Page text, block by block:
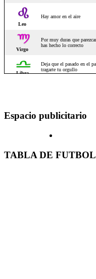
Espacio publicitario
TABLA DE FUTBOL